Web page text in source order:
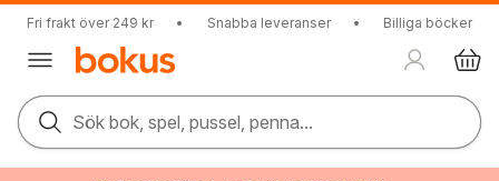
Fri frakt över 249 kr • Snabba leveranser • Billiga böcker
Sök bok, spel, pussel, penna...